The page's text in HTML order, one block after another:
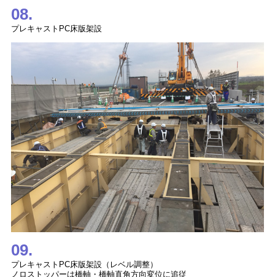
08.
プレキャストPC床版架設
09.
プレキャストPC床版架設（レベル調整）
ノロストッパーは橋軸・橋軸直角方向変位に追従